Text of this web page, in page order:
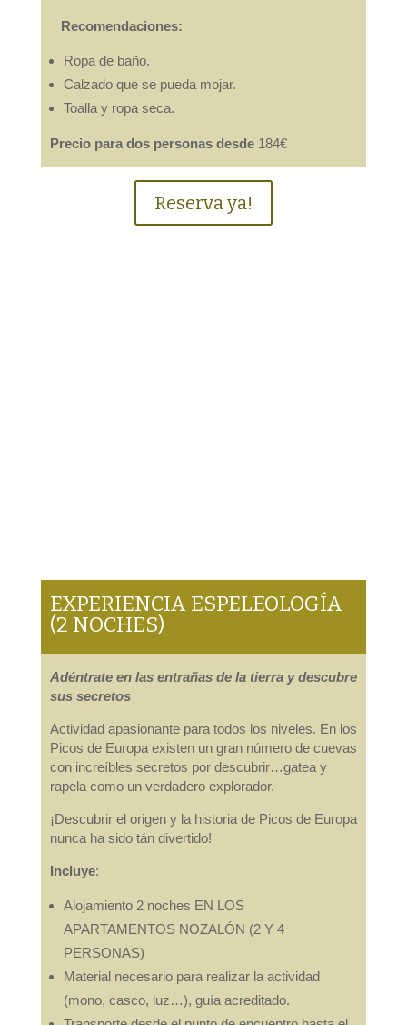
Recomendaciones:
Ropa de baño.
Calzado que se pueda mojar.
Toalla y ropa seca.
Precio para dos personas desde 184€
Reserva ya!
EXPERIENCIA ESPELEOLOGÍA
(2 NOCHES)
Adéntrate en las entrañas de la tierra y descubre
sus secretos
Actividad apasionante para todos los niveles. En los
Picos de Europa existen un gran número de cuevas
con increíbles secretos por descubrir…gatea y
rapela como un verdadero explorador.
¡Descubrir el origen y la historia de Picos de Europa
nunca ha sido tán divertido!
Incluye:
Alojamiento 2 noches EN LOS
APARTAMENTOS NOZALÓN (2 Y 4
PERSONAS)
Material necesario para realizar la actividad
(mono, casco, luz…), guía acreditado.